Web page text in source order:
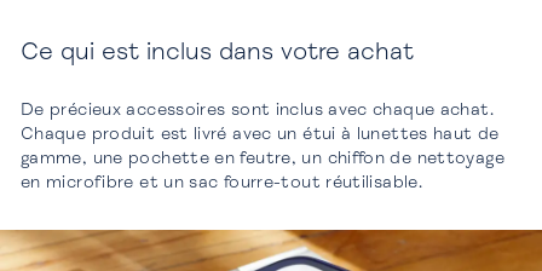
Ce qui est inclus dans votre achat
De précieux accessoires sont inclus avec chaque achat.
Chaque produit est livré avec un étui à lunettes haut de
gamme, une pochette en feutre, un chiffon de nettoyage
en microfibre et un sac fourre-tout réutilisable.